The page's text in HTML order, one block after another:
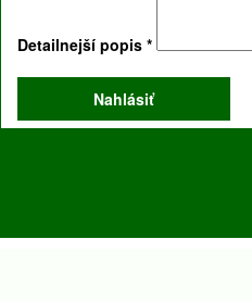
Detailnejší popis *